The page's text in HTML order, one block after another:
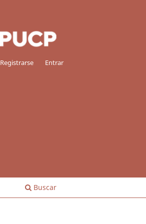
Buscar
Registrarse Entrar